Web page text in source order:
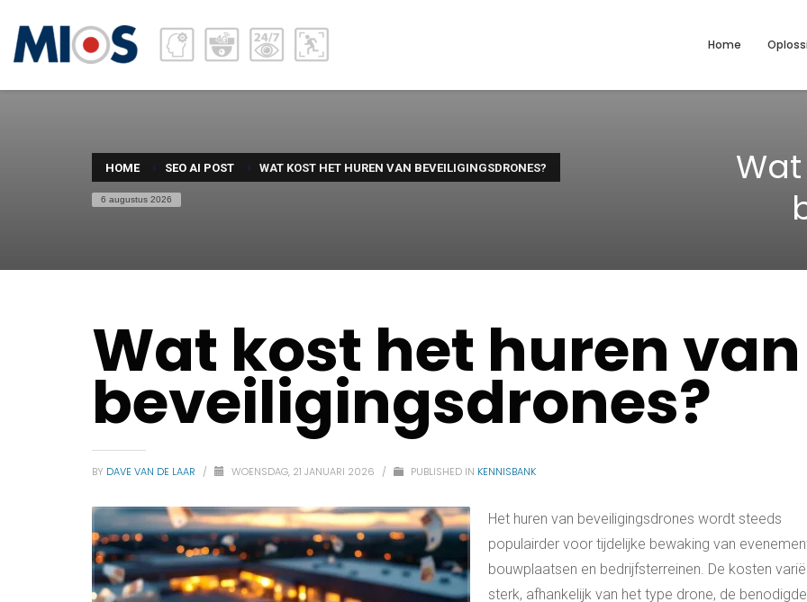
Home
HOME SEO AI POST WAT KOST HET HUREN VAN BEVEILIGINGSDRONES?
6 augustus 2026
Wat kost het huren van
beveiligingsdrones?
BY DAVE VAN DE LAAR / WOENSDAG, 21 JANUARI 2026 / PUBLISHED IN KENNISBANK
Het huren van beveiligingsdrones wordt steeds
populairder voor tijdelijke bewaking van
bouwplaatsen en bedrijfsterreinen. De kosten
sterk, afhankelijk van het type drone, de benodigde